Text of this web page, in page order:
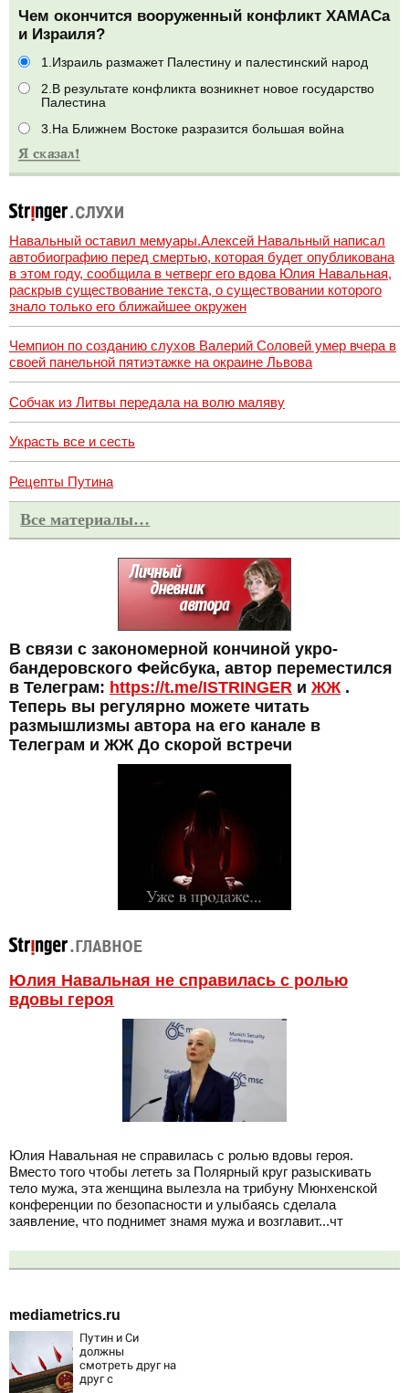
Чем окончится вооруженный конфликт ХАМАСа
и Израиля?
1.Израиль размажет Палестину и палестинский народ
2.В результате конфликта возникнет новое государство
Палестина
3.На Ближнем Востоке разразится большая война
Навальный оставил мемуары.Алексей Навальный написал
автобиографию перед смертью, которая будет опубликована
в этом году, сообщила в четверг его вдова Юлия Навальная,
раскрыв существование текста, о существовании которого
знало только его ближайшее окружен
Чемпион по созданию слухов Валерий Соловей умер вчера в
своей панельной пятиэтажке на окраине Львова
Собчак из Литвы передала на волю маляву
Украсть все и сесть
Рецепты Путина
Все материалы…
В связи с закономерной кончиной укро-
бандеровского Фейсбука, автор переместился
в Телеграм: https://t.me/ISTRINGER и ЖЖ .
Теперь вы регулярно можете читать
размышлизмы автора на его канале в
Телеграм и ЖЖ До скорой встречи
Юлия Навальная не справилась с ролью
вдовы героя
Юлия Навальная не справилась с ролью вдовы героя.
Вместо того чтобы лететь за Полярный круг разыскивать
тело мужа, эта женщина вылезла на трибуну Мюнхенской
конференции по безопасности и улыбаясь сделала
заявление, что поднимет знамя мужа и возглавит...чт
mediametrics.ru
Путин и Си
должны
смотреть друг на
друг с